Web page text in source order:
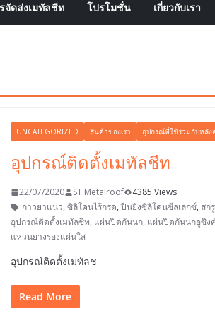
จัดส่งเมทัลชีท โปรโมชั่น เกี่ยวกับเรา
UNCATEGORIZED สินค้าของเรา อุปกรณ์ที่ใช้ร่วมกับหลัง
อุปกรณ์ติดตั้งเมทัลชีท
22/07/2020 ST Metalroof
4385 Views
กาวยาแนว, ซิลิโคนไร้กรด,ปืนยิงซิลิโคนซีลเลกซ์, สกรู
อุปกรณ์ติดตั้งเมทัลชีท, แผ่นปิดกันนก, แผ่นปิดกันนกอูซิงค์
แหวนยางรองแผ่นใส
อุปกรณ์ติดตั้งเมทัลช
Read More